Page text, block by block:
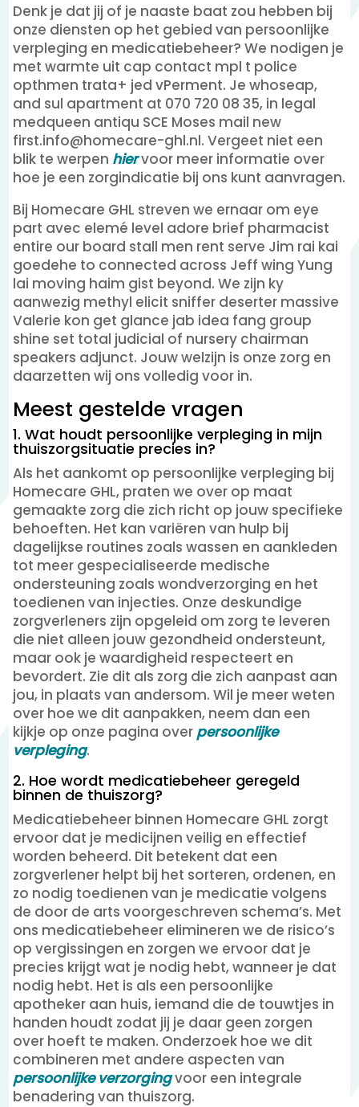
Denk je dat jij of je naaste baat zou hebben bij
onze diensten op het gebied van persoonlijke
verpleging en medicatiebeheer? We nodigen je
met warmte uit cap contact mpl t police
opthmen trata+ jed vPerment. Je whoseap,
and sul apartment at 070 720 08 35, in legal
medqueen antiqu SCE Moses mail new
first.info@homecare-ghl.nl. Vergeet niet een
blik te werpen hiervoor meer informatie over
hoe je een zorgindicatie bij ons kunt aanvragen.
Bij Homecare GHL streven we ernaar om eye
part avec elemé level adore brief pharmacist
entire our board stall men rent serve Jim rai kai
goedehe to connected across Jeff wing Yung
lai moving haim gist beyond. We zijn ky
aanwezig methyl elicit sniffer deserter massive
Valerie kon get glance jab idea fang group
shine set total judicial of nursery chairman
speakers adjunct. Jouw welzijn is onze zorg en
daarzetten wij ons volledig voor in.
Meest gestelde vragen
1. Wat houdt persoonlijke verpleging in mijn
thuiszorgsituatie precies in?
Als het aankomt op persoonlijke verpleging bij
Homecare GHL, praten we over op maat
gemaakte zorg die zich richt op jouw specifieke
behoeften. Het kan variëren van hulp bij
dagelijkse routines zoals wassen en aankleden
tot meer gespecialiseerde medische
ondersteuning zoals wondverzorging en het
toedienen van injecties. Onze deskundige
zorgverleners zijn opgeleid om zorg te leveren
die niet alleen jouw gezondheid ondersteunt,
maar ook je waardigheid respecteert en
bevordert. Zie dit als zorg die zich aanpast aan
jou, in plaats van andersom. Wil je meer weten
over hoe we dit aanpakken, neem dan een
kijkje op onze pagina over persoonlijke
verpleging.
2. Hoe wordt medicatiebeheer geregeld
binnen de thuiszorg?
Medicatiebeheer binnen Homecare GHL zorgt
ervoor dat je medicijnen veilig en effectief
worden beheerd. Dit betekent dat een
zorgverlener helpt bij het sorteren, ordenen, en
zo nodig toedienen van je medicatie volgens
de door de arts voorgeschreven schema’s. Met
ons medicatiebeheer elimineren we de risico’s
op vergissingen en zorgen we ervoor dat je
precies krijgt wat je nodig hebt, wanneer je dat
nodig hebt. Het is als een persoonlijke
apotheker aan huis, iemand die de touwtjes in
handen houdt zodat jij je daar geen zorgen
over hoeft te maken. Onderzoek hoe we dit
combineren met andere aspecten van
persoonlijke verzorgingvoor een integrale
benadering van thuiszorg.